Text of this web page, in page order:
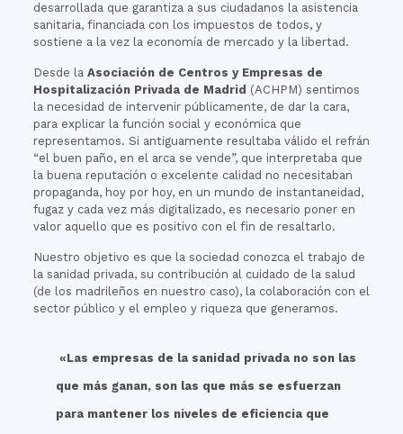
desarrollada que garantiza a sus ciudadanos la asistencia
sanitaria, financiada con los impuestos de todos, y
sostiene a la vez la economía de mercado y la libertad.
Desde laAsociación de Centros y Empresas de
Hospitalización Privada de Madrid (ACHPM) sentimos
la necesidad de intervenir públicamente, de dar la cara,
para explicar la función social y económica que
representamos. Si antiguamente resultaba válido el refrán
“el buen paño, en el arca se vende”, que interpretaba que
la buena reputación o excelente calidad no necesitaban
propaganda, hoy por hoy, en un mundo de instantaneidad,
fugaz y cada vez más digitalizado, es necesario poner en
valor aquello que es positivo con el fin de resaltarlo.
Nuestro objetivo es que la sociedad conozca el trabajo de
la sanidad privada, su contribución al cuidado de la salud
(de los madrileños en nuestro caso), la colaboración con el
sector público y el empleo y riqueza que generamos.
«Las empresas de la sanidad privada no son las
que más ganan, son las que más se esfuerzan
para mantener los niveles de eficiencia que